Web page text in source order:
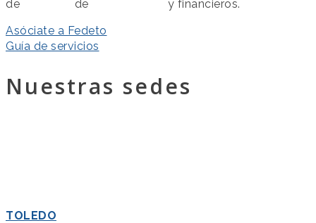
de
de
y financieros.
Asóciate a Fedeto
Guía de servicios
Nuestras sedes
TOLEDO